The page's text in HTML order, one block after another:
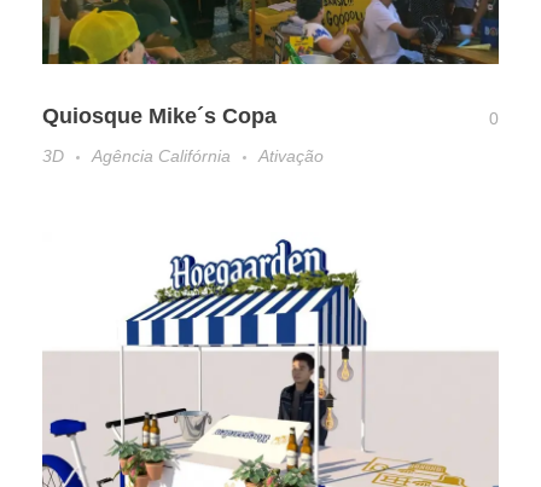
Quiosque Mike´s Copa
0
3D
Agência Califórnia Ativação